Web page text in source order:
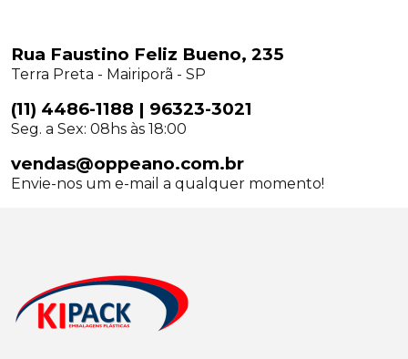
Rua Faustino Feliz Bueno, 235
Terra Preta - Mairiporã - SP
(11) 4486-1188 | 96323-3021
Seg. a Sex: 08hs às 18:00
vendas@oppeano.com.br
Envie-nos um e-mail a qualquer momento!